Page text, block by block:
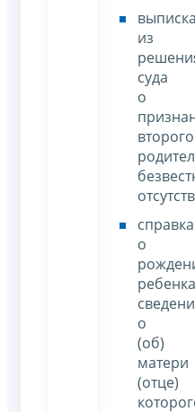
выписка
из
суда
о
второго
справка
о
о
(об)
матери
(отце)